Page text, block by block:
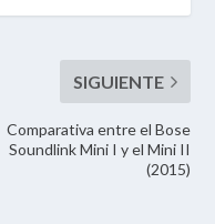
Comparativa entre el Bose
Soundlink Mini I y el Mini II
(2015)